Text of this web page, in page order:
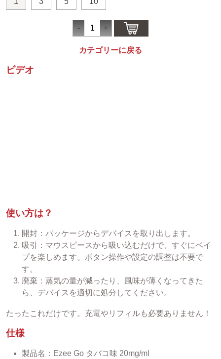
カテゴリーに戻る
ビデオ
使い方は？
開封：パッケージからデバイスを取り出します。
吸引：マウスピースから吸い込むだけで、すぐにベイ
プを楽しめます。ボタン操作や設定の調整は不要で
す。
廃棄：蒸気の量が減ったり、風味が薄くなってきた
ら、デバイスを適切に処分してください。
たったこれだけです。充電やリフィルも必要ありません！
仕様
製品名：Ezee Go タバコ味 20mg/ml